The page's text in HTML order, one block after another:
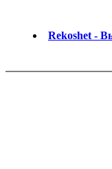
Rekoshet -